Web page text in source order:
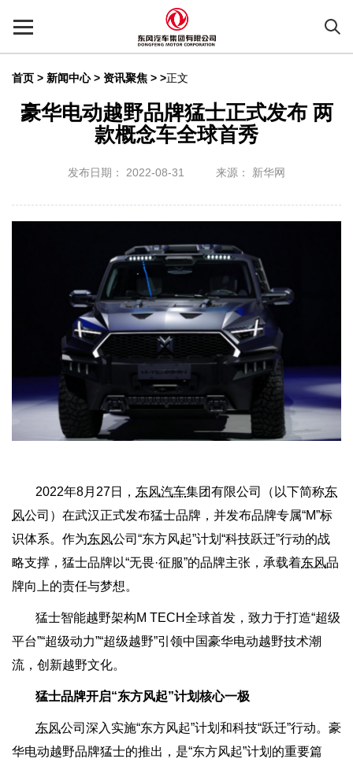
首页 > 新闻中心 > 资讯聚焦 > >正文
豪华电动越野品牌猛士正式发布 两
款概念车全球首秀
发布日期： 2022-08-31 来源： 新华网
2022年8月27日， 东风汽车集团有限公司（以下简称东
风公司）在武汉正式发布猛士品牌，并发布品牌专属“M”标
识体系。作为东风公司“东方风起”计划“科技跃迁”行动的战
略支撑，猛士品牌以“无畏·征服”的品牌主张，承载着东风品
牌向上的责任与梦想。
猛士智能越野架构M TECH全球首发，致力于打造“超级
平台”“超级动力”“超级越野”引领中国豪华电动越野技术潮
流，创新越野文化。
猛士品牌开启“东方风起”计划核心一极
东风公司深入实施“东方风起”计划和科技“跃迁”行动。豪
华电动越野品牌猛士的推出，是“东方风起”计划的重要篇